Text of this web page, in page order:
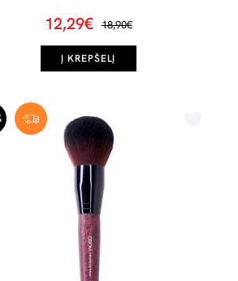
12,29€ 18,90€
Į KREPŠELĮ